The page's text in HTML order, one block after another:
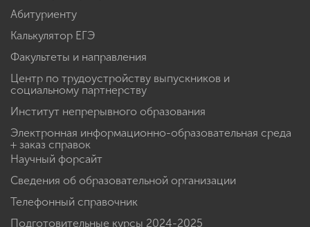
Абитуриенту
Калькулятор ЕГЭ
Факультеты и направления
Центр по трудоустройству выпускников и
социальному партнерству
Институт непрерывного образования
Электронная информационно-образовательная среда
+ заказ справок
Научный форсайт
Сведения об образовательной организации
Телефонный справочник
Подготовительные курсы 2024-2025